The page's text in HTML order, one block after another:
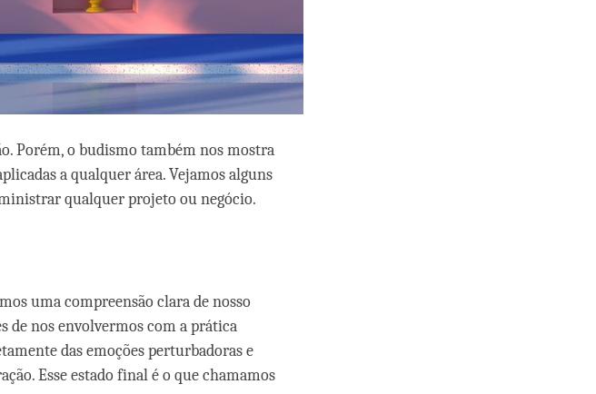
Porém, o budismo também nos mostra
a qualquer área. Vejamos alguns
qualquer projeto ou negócio.
uma compreensão clara de nosso
de nos envolvermos com a prática
das emoções perturbadoras e
Esse estado final é o que chamamos